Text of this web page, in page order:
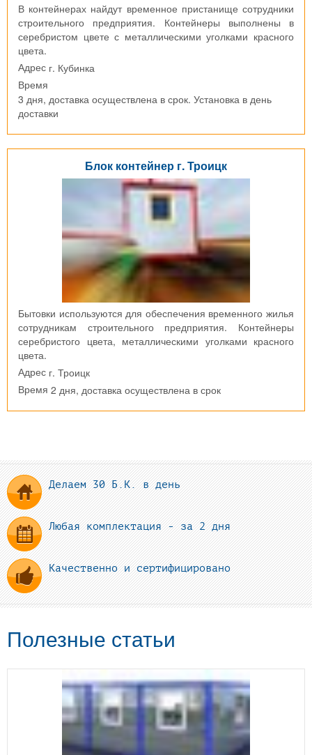
В контейнерах найдут временное пристанище сотрудники
строительного предприятия. Контейнеры выполнены в
серебристом цвете с металлическими уголками красного
цвета.
Адрес г. Кубинка
Время
3 дня, доставка осуществлена в срок. Установка в день
доставки
Блок контейнер г. Троицк
Бытовки используются для обеспечения временного жилья
сотрудникам строительного предприятия. Контейнеры
серебристого цвета, металлическими уголками красного
цвета.
Адрес г. Троицк
Время 2 дня, доставка осуществлена в срок
Делаем 30 Б.К. в день
Любая комплектация - за 2 дня
Качественно и сертифицировано
Полезные статьи